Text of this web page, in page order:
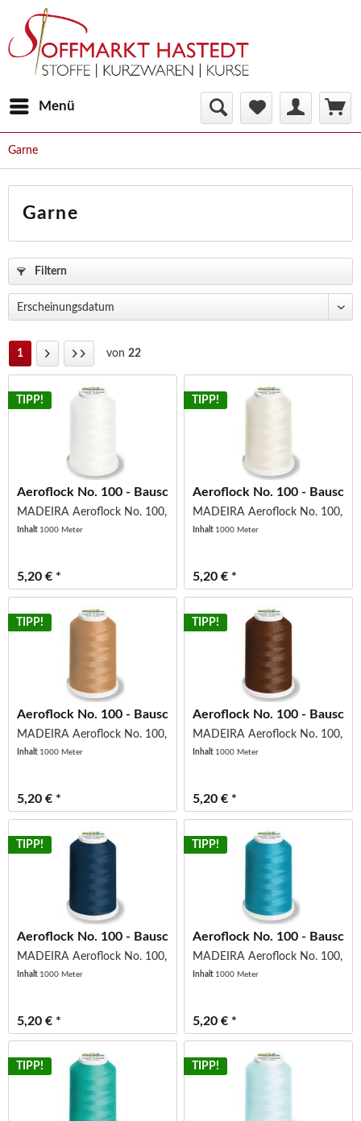
Menü
Garne
Garne
Filtern
1 von 22
TIPP!
Aeroflock No. 100 - Bauschgarn - Miniking -...
MADEIRA Aeroflock No. 100, Col.8020
Inhalt 1000 Meter
5,20 € *
TIPP!
Aeroflock No. 100 -
MADEIRA Aeroflock No. 100,
Inhalt 1000 Meter
5,20 € *
TIPP!
Aeroflock No. 100 - Bauschgarn - Miniking -...
MADEIRA Aeroflock No. 100, Col 9490
Inhalt 1000 Meter
5,20 € *
TIPP!
Aeroflock No. 100 -
MADEIRA Aeroflock No. 100,
Inhalt 1000 Meter
5,20 € *
TIPP!
Aeroflock No. 100 - Bauschgarn - Miniking -...
MADEIRA Aeroflock No. 100, Col 8420
Inhalt 1000 Meter
5,20 € *
TIPP!
Aeroflock No. 100 -
MADEIRA Aeroflock No. 100,
Inhalt 1000 Meter
5,20 € *
TIPP! TIPP!